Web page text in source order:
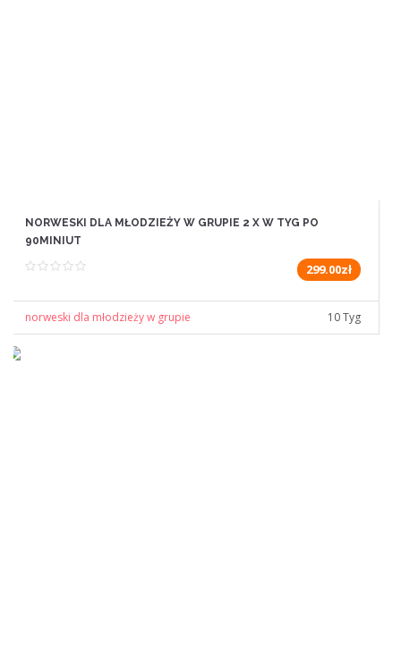
NORWESKI DLA MŁODZIEŻY W GRUPIE 2 X W TYG PO
90MINIUT
299.00zł
norweski dla młodzieży w grupie 10 Tyg